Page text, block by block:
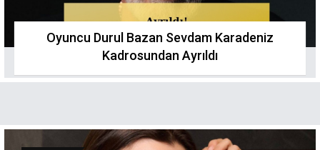
Oyuncu Durul Bazan Sevdam Karadeniz
Kadrosundan Ayrıldı